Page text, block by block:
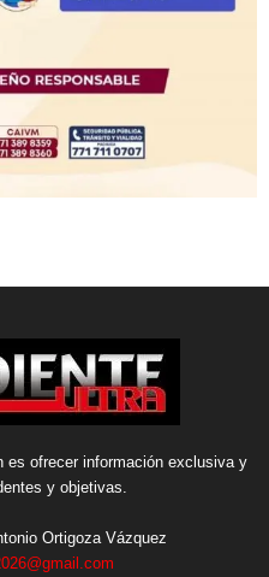
es ofrecer información exclusiva y
y objetivas.
Ortigoza Vázquez